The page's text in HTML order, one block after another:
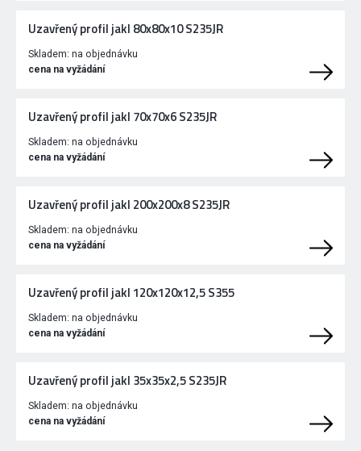
Uzavřený profil jakl 80x80x10 S235JR
Skladem: na objednávku
cena na vyžádání
Uzavřený profil jakl 70x70x6 S235JR
Skladem: na objednávku
cena na vyžádání
Uzavřený profil jakl 200x200x8 S235JR
Skladem: na objednávku
cena na vyžádání
Uzavřený profil jakl 120x120x12,5 S355
Skladem: na objednávku
cena na vyžádání
Uzavřený profil jakl 35x35x2,5 S235JR
Skladem: na objednávku
cena na vyžádání